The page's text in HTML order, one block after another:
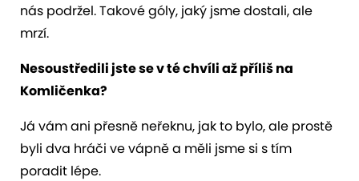
nás podržel. Takové góly, jaký jsme dostali, ale
mrzí.
Nesoustředili jste se v té chvíli až příliš na
Komličenka?
Já vám ani přesně neřeknu, jak to bylo, ale prostě
byli dva hráči ve vápně a měli jsme si s tím
poradit lépe.